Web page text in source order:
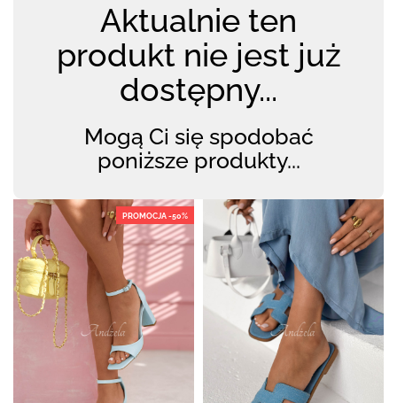
Aktualnie ten
produkt nie jest już
dostępny...
Mogą Ci się spodobać
poniższe produkty...
PROMOCJA -50%